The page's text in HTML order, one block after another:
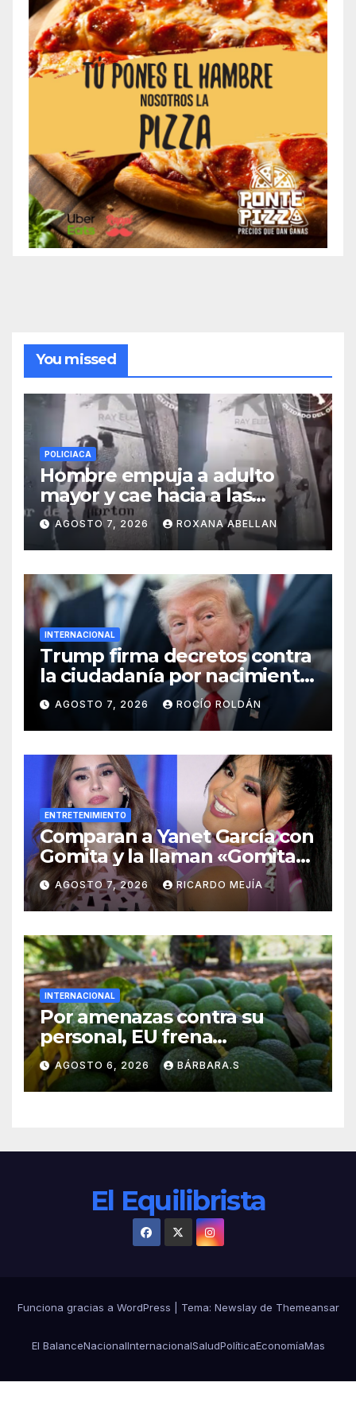
You missed
POLICIACA
Hombre empuja a adulto
mayor y cae hacia a las
ruedas de tráiler en
Monterrey
AGOSTO 7, 2026 ROXANA ABELLAN
INTERNACIONAL
Trump firma decretos contra
la ciudadanía por nacimiento
y el ‘turismo de maternidad’
AGOSTO 7, 2026 ROCÍO ROLDÁN
ENTRETENIMIENTO
Comparan a Yanet García con
Gomita y la llaman «Gomita
Premium»
AGOSTO 7, 2026 RICARDO MEJÍA
INTERNACIONAL
Por amenazas contra su
personal, EU frena
exportación de aguacate
AGOSTO 6, 2026 BÁRBARA.S
El Equilibrista
Funciona gracias a WordPress Tema: Newslayde Themeansar
El BalanceNacionalInternacionalSaludPolíticaEconomíaMas